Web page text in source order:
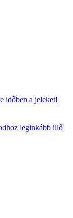
időben a jeleket!
leginkább illő